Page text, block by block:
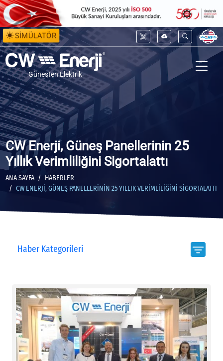
SİMÜLATÖR
Güneşten Elektrik
CW Enerji, Güneş Panellerinin 25
Yıllık Verimliliğini Sigortalattı
ANA SAYFA
HABERLER
CW ENERJI, GÜNEŞ PANELLERININ 25 YILLIK VERIMLILIĞINI SIGORTALATTI
Haber Kategorileri